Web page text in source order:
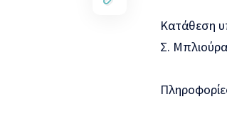
Κατάθεση
Σ.